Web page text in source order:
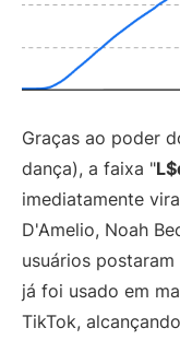
Graças ao poder
dança), a faixa "
imediatamente
D'Amelio, Noah
usuários
já foi usado em
TikTok,